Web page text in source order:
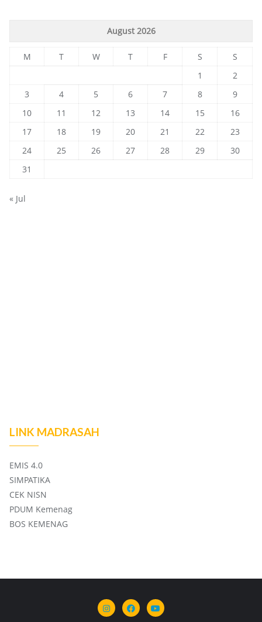
August 2026
M T W T F S
S
1
2
3
4 5 6 7 8
9
10
11 12 13 14 15
16
17
18 19 20 21 22
23
24
25 26 27 28 29
30
31
« Jul
LINK MADRASAH
EMIS 4.0
SIMPATIKA
CEK NISN
PDUM Kemenag
BOS KEMENAG